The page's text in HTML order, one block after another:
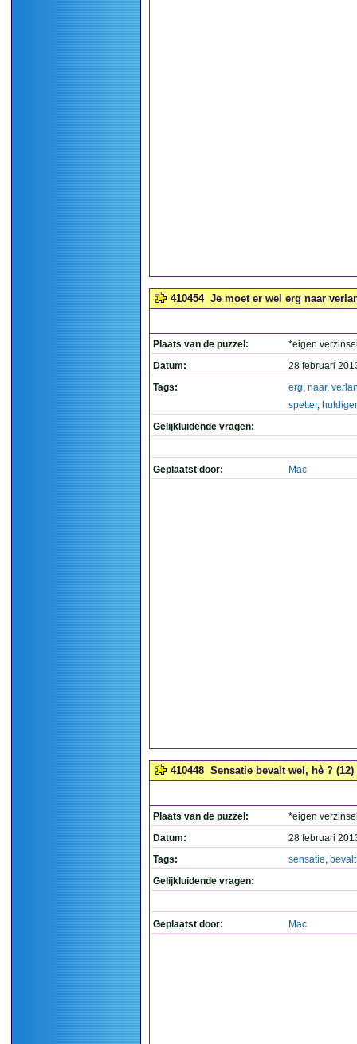
410454 Je moet er wel erg naar
Plaats van de puzzel:
*eigen
Datum:
28 februari
Tags:
erg, naar,
spetter,
Gelijkluidende vragen:
Geplaatst door: Mac
410448 Sensatie bevalt wel, hè ? (12)
Plaats van de puzzel:
*eigen
Datum:
28 februari
Tags:
sensatie, bevalt
Gelijkluidende vragen:
Geplaatst door: Mac